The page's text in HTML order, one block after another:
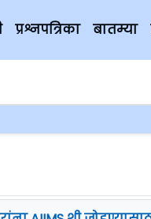
प्रश्नपत्रिका बातम्या